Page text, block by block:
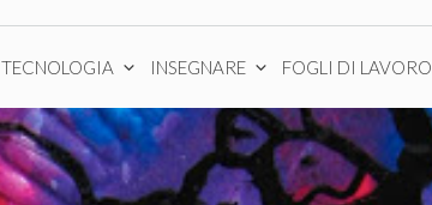
INSEGNARE FOGLI DI LAVORO